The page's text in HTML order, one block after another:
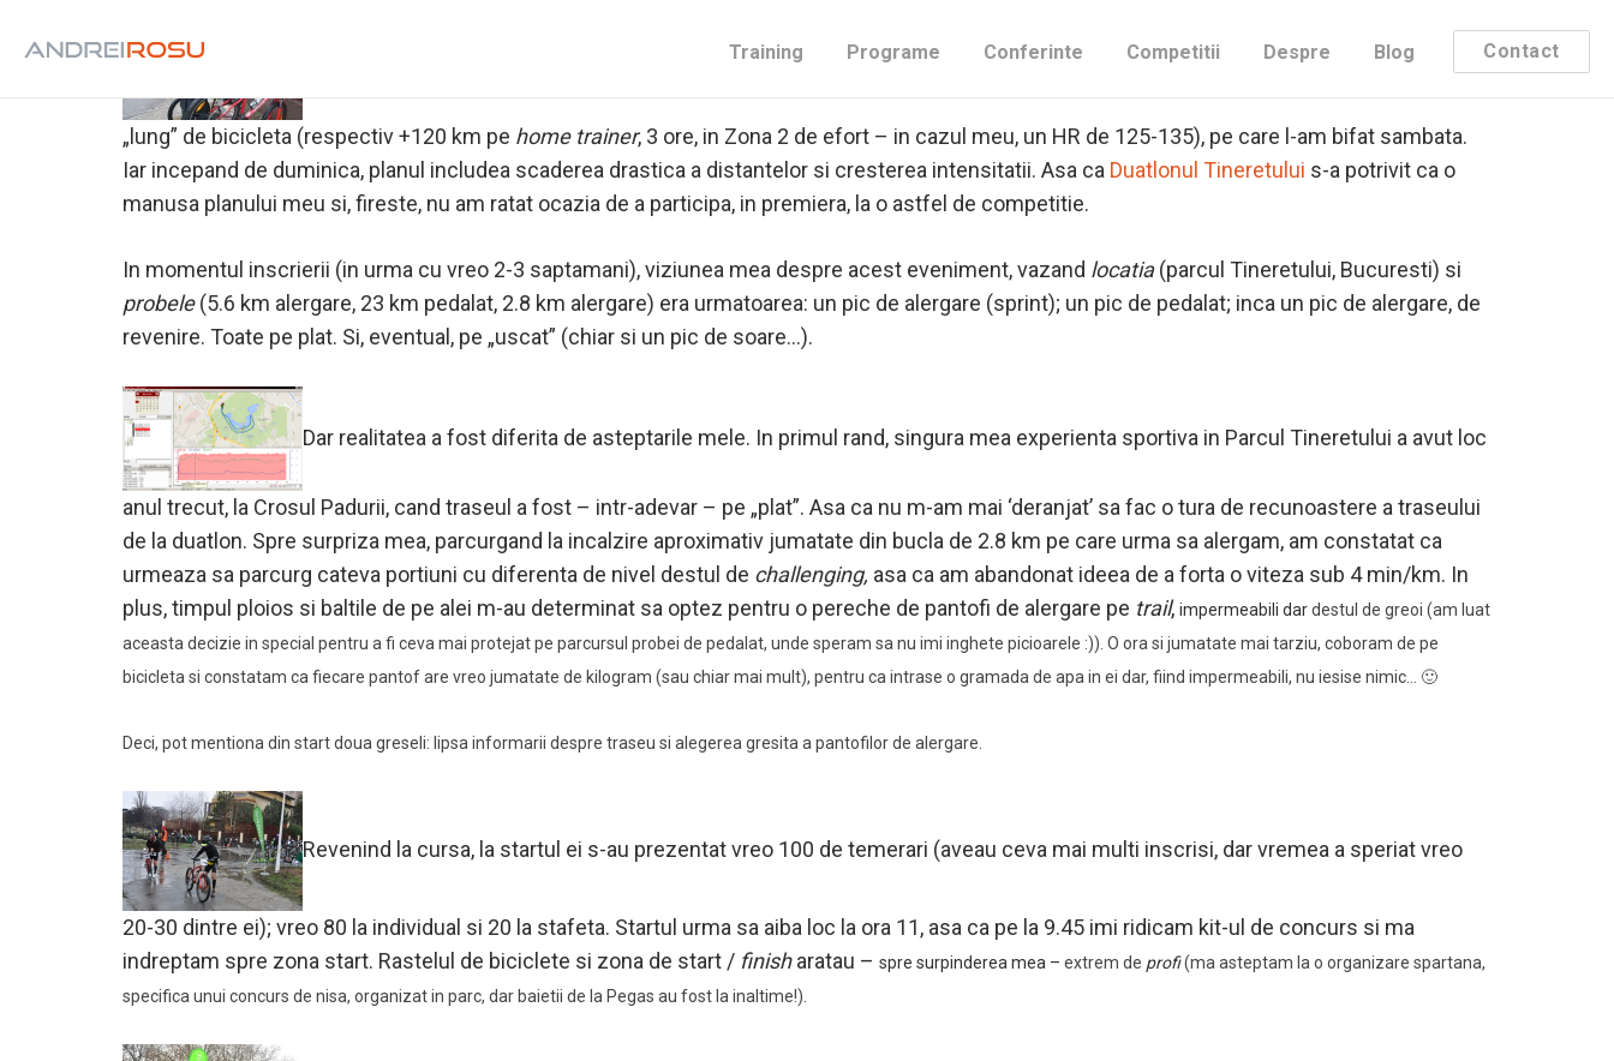
Training Programe Conferinte Competitii Despre Blog Contact
Planul meu de antrenament pentru triatlonul de la Abu Dhabi presupunea, in weekend-ul care a trecut, un ultim antrenament
„lung” de bicicleta (respectiv +120 km pe home trainer, 3 ore, in Zona 2 de efort – in cazul meu, un HR de 125-135), pe care l-am bifat sambata.
Iar incepand de duminica, planul includea scaderea drastica a distantelor si cresterea intensitatii. Asa ca Duatlonul Tineretului s-a potrivit ca o
manusa planului meu si, fireste, nu am ratat ocazia de a participa, in premiera, la o astfel de competitie.
In momentul inscrierii (in urma cu vreo 2-3 saptamani), viziunea mea despre acest eveniment, vazand locatia(parcul Tineretului, Bucuresti) si
probele(5.6 km alergare, 23 km pedalat, 2.8 km alergare) era urmatoarea: un pic de alergare (sprint); un pic de pedalat; inca un pic de alergare, de
revenire. Toate pe plat. Si, eventual, pe „uscat” (chiar si un pic de soare…).
Dar realitatea a fost diferita de asteptarile mele. In primul rand, singura mea experienta sportiva in Parcul Tineretului a avut loc
anul trecut, la Crosul Padurii, cand traseul a fost – intr-adevar – pe „plat”. Asa ca nu m-am mai ‘deranjat’ sa fac o tura de recunoastere a traseului
de la duatlon. Spre surpriza mea, parcurgand la incalzire aproximativ jumatate din bucla de 2.8 km pe care urma sa alergam, am constatat ca
urmeaza sa parcurg cateva portiuni cu diferenta de nivel destul de challenging, asa ca am abandonat ideea de a forta o viteza sub 4 min/km. In
plus, timpul ploios si baltile de pe alei m-au determinat sa optez pentru o pereche de pantofi de alergare pe trail, impermeabili dardestul de greoi (am luat
aceasta decizie in special pentru a fi ceva mai protejat pe parcursul probei de pedalat, unde speram sa nu imi inghete picioarele :)). O ora si jumatate mai tarziu, coboram de pe
bicicleta si constatam ca fiecare pantof are vreo jumatate de kilogram (sau chiar mai mult), pentru ca intrase o gramada de apa in ei dar, fiind impermeabili, nu iesise nimic… 🙂
Deci, pot mentiona din start doua greseli: lipsa informarii despre traseu si alegerea gresita a pantofilor de alergare.
Revenind la cursa, la startul ei s-au prezentat vreo 100 de temerari (aveau ceva mai multi inscrisi, dar vremea a speriat vreo
20-30 dintre ei); vreo 80 la individual si 20 la stafeta. Startul urma sa aiba loc la ora 11, asa ca pe la 9.45 imi ridicam kit-ul de concurs si ma
indreptam spre zona start. Rastelul de biciclete si zona de start / finisharatau – spre surpinderea mea – extrem de profi(ma asteptam la o organizare spartana,
specifica unui concurs de nisa, organizat in parc, dar baietii de la Pegas au fost la inaltime!).